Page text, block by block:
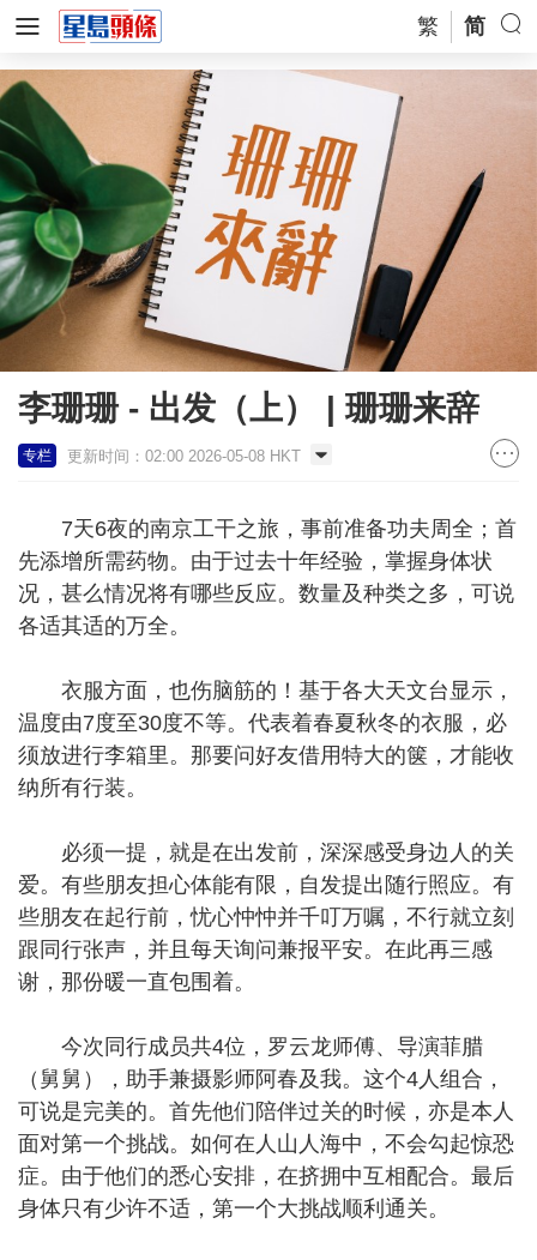
繁 简
李珊珊 - 出发（上） | 珊珊来辞
专栏 更新时间：02:00 2026-05-08 HKT
7天6夜的南京工干之旅，事前准备功夫周全；首
先添增所需药物。由于过去十年经验，掌握身体状
况，甚么情况将有哪些反应。数量及种类之多，可说
各适其适的万全。
衣服方面，也伤脑筋的！基于各大天文台显示，
温度由7度至30度不等。代表着春夏秋冬的衣服，必
须放进行李箱里。那要问好友借用特大的箧，才能收
纳所有行装。
必须一提，就是在出发前，深深感受身边人的关
爱。有些朋友担心体能有限，自发提出随行照应。有
些朋友在起行前，忧心忡忡并千叮万嘱，不行就立刻
跟同行张声，并且每天询问兼报平安。在此再三感
谢，那份暖一直包围着。
今次同行成员共4位，罗云龙师傅、导演菲腊
（舅舅），助手兼摄影师阿春及我。这个4人组合，
可说是完美的。首先他们陪伴过关的时候，亦是本人
面对第一个挑战。如何在人山人海中，不会勾起惊恐
症。由于他们的悉心安排，在挤拥中互相配合。最后
身体只有少许不适，第一个大挑战顺利通关。